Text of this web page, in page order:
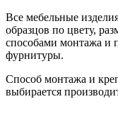
Все мебельные
образцов по цвету,
способами монтажа и
фурнитуры.
Способ монтажа и
выбирается